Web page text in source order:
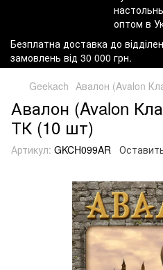
Безплатна доставка до
замовлень від 30 000 грн.
Geekach Авалон (Avalon
Авалон (Avalon
ТК (10 шт)
Артикул: GKCH099AR